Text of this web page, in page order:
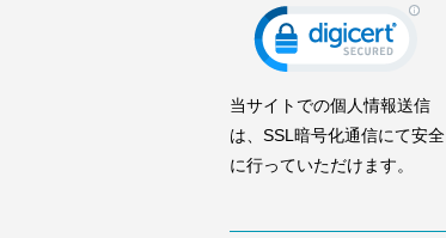
当サイトでの個人情報送信
は、SSL暗号化通信にて安全
に行っていただけます。